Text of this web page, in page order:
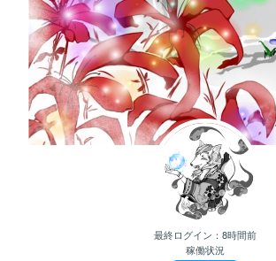
最終ログイン： 8時間前
稼働状況